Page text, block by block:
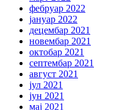
фебруар 2022
јануар 2022
децембар 2021
новембар 2021
октобар 2021
септембар 2021
август 2021
јул 2021
јун 2021
мај 2021